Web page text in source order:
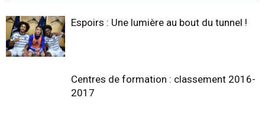
Espoirs : Une lumière au bout du tunnel !
Centres de formation : classement 2016-
2017